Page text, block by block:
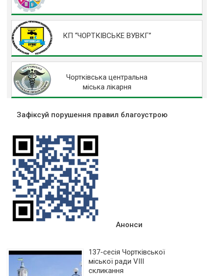
КП “ЧОРТКІВСЬКЕ ВУВКГ”
Чортківська центральна
міська лікарня
Зафіксуй порушення правил благоустрою
Анонси
137-сесія Чортківської
міської ради VIII
скликання